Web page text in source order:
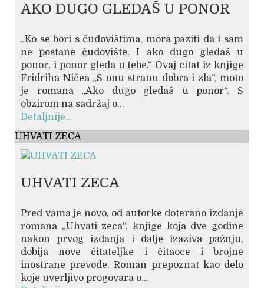
AKO DUGO GLEDAŠ U PONOR
„Ko se bori s čudovištima, mora paziti da i sam
ne postane čudovište. I ako dugo gledaš u
ponor, i ponor gleda u tebe.“ Ovaj citat iz knjige
Fridriha Ničea „S onu stranu dobra i zla“, moto
je romana „Ako dugo gledaš u ponor“. S
obzirom na sadržaj o...
Detaljnije...
UHVATI ZECA
UHVATI ZECA
Pred vama je novo, od autorke doterano izdanje
romana „Uhvati zeca“, knjige koja dve godine
nakon prvog izdanja i dalje izaziva pažnju,
dobija nove čitateljke i čitaoce i brojne
inostrane prevode. Roman prepoznat kao delo
koje uverljivo progovara o...